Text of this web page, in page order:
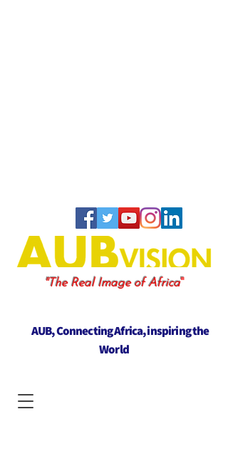
"The Real Image of Africa"
AUB, Connecting Africa, inspiring the
World